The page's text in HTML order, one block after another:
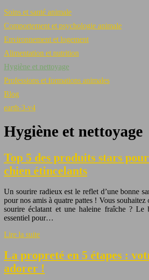
Soins et santé animale
Comportement et psychologie animale
Environnement et logement
Alimentation et nutrition
Hygiène et nettoyage
Professions et formations animales
Blog
earth-3-v4
Hygiène et nettoyage
Top 5 des produits stars
chien étincelants
Un sourire radieux est le reflet d’une bonne
pour nos amis à quatre pattes ! Vous
sourire éclatant et une haleine fraîche ? Le
essentiel pour…
Lire la suite
La propreté en 5 étapes :
adorer !